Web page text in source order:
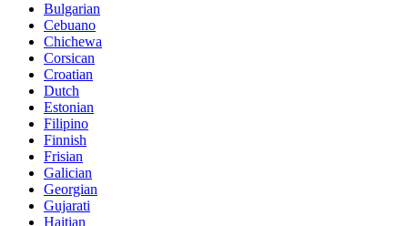
Bulgarian
Cebuano
Chichewa
Corsican
Croatian
Dutch
Estonian
Filipino
Finnish
Frisian
Galician
Georgian
Gujarati
Haitian